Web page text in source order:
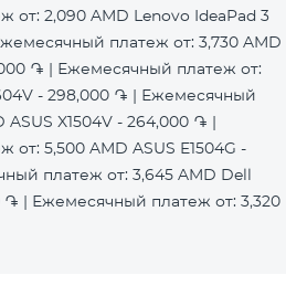
от: 2,090 AMD Lenovo IdeaPad 3
платеж от: 3,730 AMD
֏ | Ежемесячный платеж от:
- 298,000 ֏ | Ежемесячный
ASUS X1504V - 264,000 ֏ |
5,500 AMD ASUS E1504G -
платеж от: 3,645 AMD Dell
֏ | Ежемесячный платеж от: 3,320